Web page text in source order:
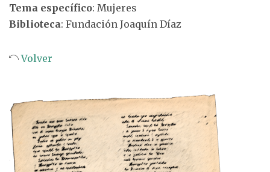
Tema específico: Mujeres
Biblioteca: Fundación Joaquín Díaz
Volver